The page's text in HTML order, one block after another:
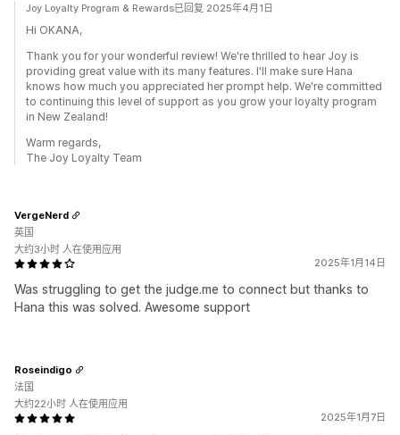
Joy Loyalty Program & Rewards已回复 2025年4月1日
Hi OKANA,
Thank you for your wonderful review! We're thrilled to hear Joy is
providing great value with its many features. I'll make sure Hana
knows how much you appreciated her prompt help. We're committed
to continuing this level of support as you grow your loyalty program
in New Zealand!
Warm regards,
The Joy Loyalty Team
2025年1月14日
Was struggling to get the judge.me to connect but thanks to
Hana this was solved. Awesome support
VergeNerd
英国
大约3小时 人在使用应用
2025年1月7日
Roseindigo
法国
大约22小时 人在使用应用